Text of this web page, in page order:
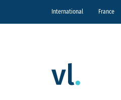
International France